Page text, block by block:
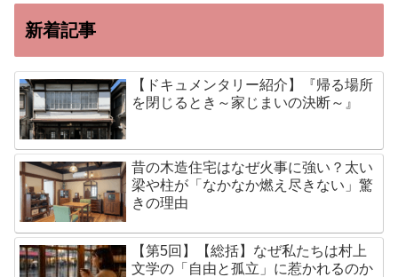
新着記事
【ドキュメンタリー紹介】『帰る場所
を閉じるとき～家じまいの決断～』
昔の木造住宅はなぜ火事に強い？太い
梁や柱が「なかなか燃え尽きない」驚
きの理由
【第5回】【総括】なぜ私たちは村上
文学の「自由と孤立」に惹かれるのか